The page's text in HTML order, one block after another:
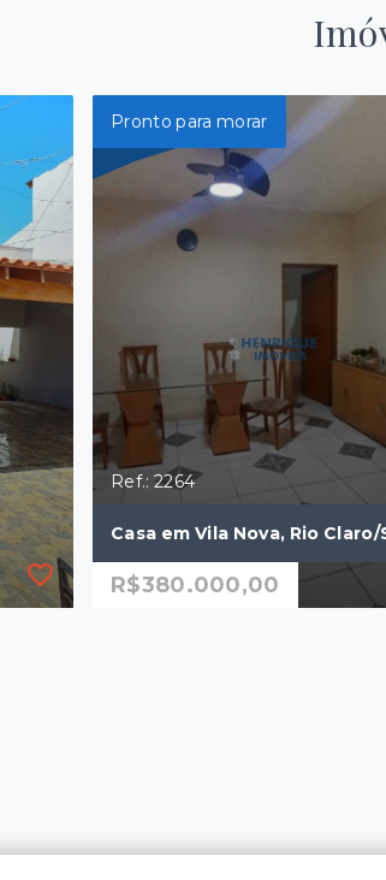
Pronto para morar
Ref.: 2264
Casa em Vila Nova, Rio Claro/
R$380.000,00